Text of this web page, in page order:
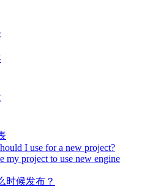
I use for a new project?
my project to use new engine
时候发布？